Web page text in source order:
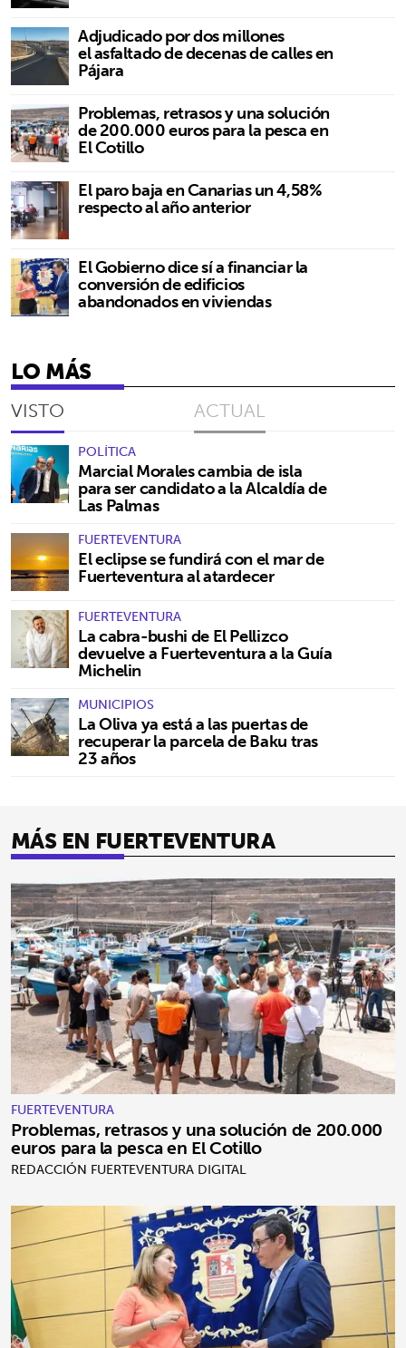
Adjudicado por dos millones
el asfaltado de decenas de calles en
Pájara
Problemas, retrasos y una solución
de 200.000 euros para la pesca en
El Cotillo
El paro baja en Canarias un 4,58%
respecto al año anterior
El Gobierno dice sí a financiar la
conversión de edificios
abandonados en viviendas
LO MÁS
VISTO ACTUAL
POLÍTICA
Marcial Morales cambia de isla
para ser candidato a la Alcaldía de
Las Palmas
FUERTEVENTURA
El eclipse se fundirá con el mar de
Fuerteventura al atardecer
FUERTEVENTURA
La cabra-bushi de El Pellizco
devuelve a Fuerteventura a la Guía
Michelin
MUNICIPIOS
La Oliva ya está a las puertas de
recuperar la parcela de Baku tras
23 años
MÁS EN FUERTEVENTURA
FUERTEVENTURA
Problemas, retrasos y una solución de 200.000
euros para la pesca en El Cotillo
REDACCIÓN FUERTEVENTURA DIGITAL